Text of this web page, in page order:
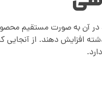
آن به صورت مستقیم
افزایش دهند. از آنجایی که